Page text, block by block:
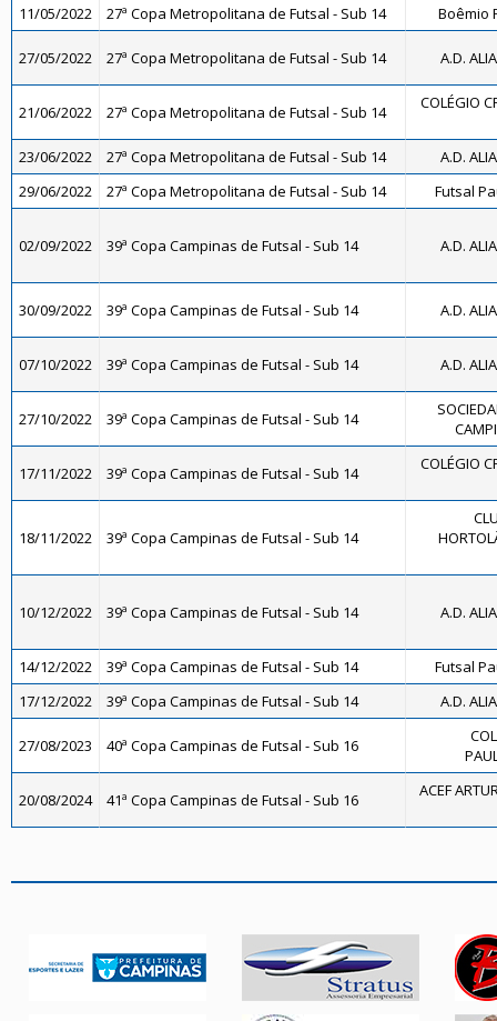
11/05/2022 27ª Copa Metropolitana de Futsal - Sub 14 Boêmio
27/05/2022 27ª Copa Metropolitana de Futsal - Sub 14 A.D.
21/06/2022 27ª Copa Metropolitana de Futsal - Sub 14 COLÉGIO
23/06/2022 27ª Copa Metropolitana de Futsal - Sub 14
A.D.
29/06/2022
27ª Copa Metropolitana de Futsal - Sub 14 Futsal
02/09/2022 39ª Copa Campinas de Futsal - Sub 14 A.D.
30/09/2022 39ª Copa Campinas de Futsal - Sub 14 A.D.
07/10/2022 39ª Copa Campinas de Futsal - Sub 14 A.D.
27/10/2022 39ª Copa Campinas de Futsal - Sub 14
17/11/2022 39ª Copa Campinas de Futsal - Sub 14 COLÉGIO
18/11/2022 39ª Copa Campinas de Futsal - Sub 14
10/12/2022 39ª Copa Campinas de Futsal - Sub 14 A.D.
14/12/2022 39ª Copa Campinas de Futsal - Sub 14
Futsal
17/12/2022
39ª Copa Campinas de Futsal - Sub 14 A.D.
27/08/2023 40ª Copa Campinas de Futsal - Sub 16
20/08/2024 41ª Copa Campinas de Futsal - Sub 16 ACEF